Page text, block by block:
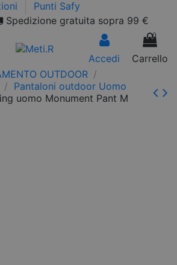
Punti Safy
Spedizione gratuita sopra 99 €
Accedi
0
Carrello
OUTDOOR
Pantaloni outdoor Uomo
uomo Monument Pant M